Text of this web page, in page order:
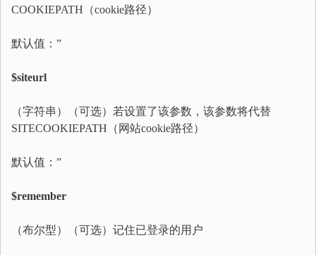
COOKIEPATH（cookie路径）
默认值：”
$siteurl
（字符串）（可选）若设置了该参数，该参数将代替
SITECOOKIEPATH（网站cookie路径）
默认值：”
$remember
（布尔型）（可选）记住已登录的用户